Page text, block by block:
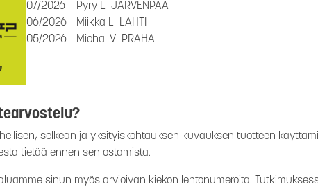
07/2026
Pyry L JÄRVENPÄÄ
06/2026
Miikka L
LAHTI
05/2026
Michal V PRAHA
selkeän ja yksityiskohtauksen kuvauksen tuotteen
tietää ennen sen ostamista.
sinun myös arvioivan kiekon lentonumeroita.